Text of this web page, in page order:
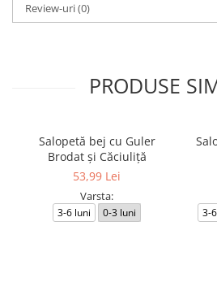
Review-uri(0)
PRODUSE
Salopetă bej cu Guler
Brodat și Căciuliță
53,99 Lei
Varsta:
3-6 luni 0-3 luni 3-